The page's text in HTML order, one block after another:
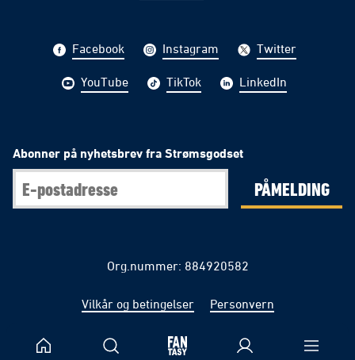
Facebook Instagram Twitter
YouTube TikTok LinkedIn
Abonner på nyhetsbrev fra Strømsgodset
PÅMELDING
Org.nummer: 884920582
Vilkår og betingelser Personvern